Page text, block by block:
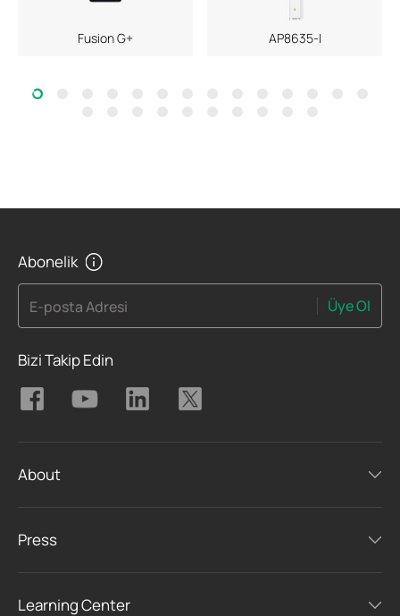
Fusion G+ AP8635-I
Abonelik
E-posta Adresi Üye Ol
Bizi Takip Edin
About
Press
Learning Center